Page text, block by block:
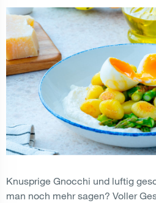
Knusprige Gnocchi und luftig
man noch mehr sagen? Voller